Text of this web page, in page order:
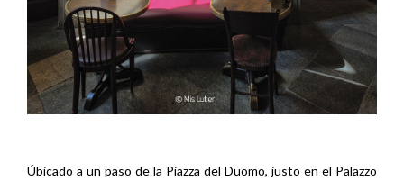
Úbicado a un paso de la Piazza del Duomo, justo en el Palazzo